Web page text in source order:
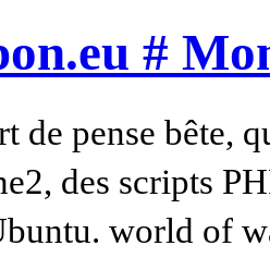
#
de pense bête,
des scripts
world of